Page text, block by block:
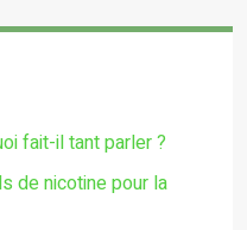
fait-il tant parler ?
de nicotine pour la